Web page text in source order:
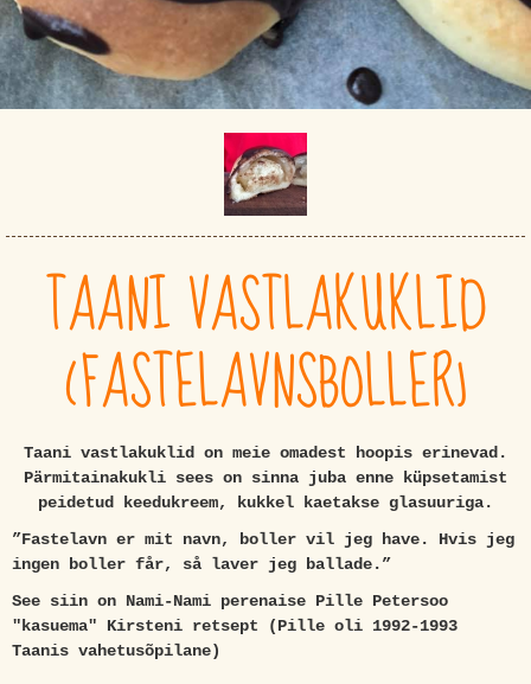
TAANI VASTLAKUKLID
(FASTELAVNSBOLLER)
Taani vastlakuklid on meie omadest hoopis erinevad.
Pärmitainakukli sees on sinna juba enne küpsetamist
peidetud keedukreem, kukkel kaetakse glasuuriga.
”Fastelavn er mit navn, boller vil jeg have. Hvis jeg
ingen boller får, så laver jeg ballade.”
See siin on Nami-Nami perenaise Pille Petersoo
"kasuema" Kirsteni retsept (Pille oli 1992-1993
Taanis vahetusõpilane)